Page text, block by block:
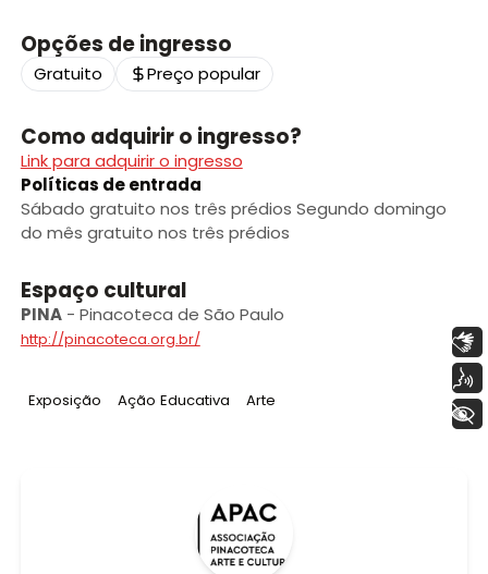
Opções de ingresso
Gratuito Preço popular
Como adquirir o ingresso?
Link para adquirir o ingresso
Políticas de entrada
Sábado gratuito nos três prédios Segundo domingo
do mês gratuito nos três prédios
Espaço cultural
PINA- Pinacoteca de São Paulo
http://pinacoteca.org.br/
Tag:
Exposição Tag:
Ação Educativa Tag:
Arte+ Acessibilidade